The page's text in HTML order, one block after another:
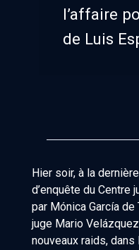
l’affaire
de Luis
Hier soir, à la
d’enquête du Centre
par Mónica García de
juge Mario
nouveaux raids,